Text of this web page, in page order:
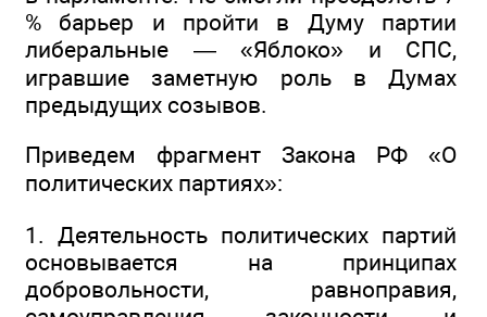
% барьер и пройти в Думу партии
либеральные — «Яблоко» и СПС,
игравшие заметную роль в Думах
предыдущих созывов.
Приведем фрагмент Закона РФ «О
политических партиях»:
1. Деятельность политических партий
основывается на принципах
добровольности, равноправия,